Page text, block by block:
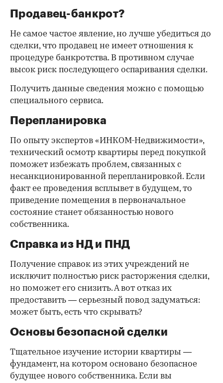
Продавец-банкрот?
Не самое частое явление, но лучше убедиться до
сделки, что продавец не имеет отношения к
процедуре банкротства. В противном случае
высок риск последующего оспаривания сделки.
Получить данные сведения можно с помощью
специального сервиса.
Перепланировка
По опыту экспертов «ИНКОМ-Недвижимости»,
технический осмотр квартиры перед покупкой
поможет избежать проблем, связанных с
несанкционированной перепланировкой. Если
факт ее проведения всплывет в будущем, то
приведение помещения в первоначальное
состояние станет обязанностью нового
собственника.
Справка из НД и ПНД
Получение справок из этих учреждений не
исключит полностью риск расторжения сделки,
но поможет его снизить. А вот отказ их
предоставить — серьезный повод задуматься:
может быть, есть что скрывать?
Основы безопасной сделки
Тщательное изучение истории квартиры —
фундамент, на котором основано безопасное
будущее нового собственника. Если вы